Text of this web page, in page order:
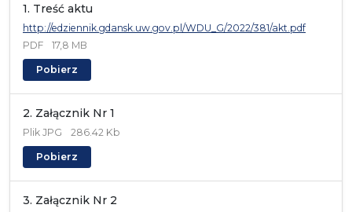
1. Treść aktu
http://edziennik.gdansk.uw.gov.pl/WDU_G/2022/381/akt.pdf
PDF
17,8 MB
Pobierz
2. Załącznik Nr 1
Plik JPG 286.42 Kb
Pobierz
3. Załącznik Nr 2